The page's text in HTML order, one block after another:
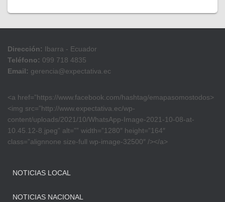
Dirección: Ibarra - Ecuador
Teléfono: 099 718 4835
Email: gerencia@expectativa.ec
<a href=”https://www.facebook.com/hashtag/emapasomostodos>
<img src=”http://www.expectativa.ec/wp-
content/uploads/2021/10/WhatsApp-Image-2021-10-08-at-
10.45.12-8.jpeg” alt=”” width=”1280″ height=”164″
class=”alignnone size-full wp-image-32500″ /></a>
NOTICIAS LOCAL
NOTICIAS NACIONAL